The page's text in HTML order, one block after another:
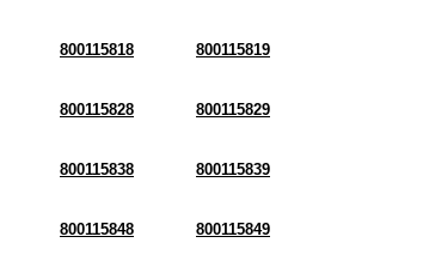
800115818 800115819
800115828 800115829
800115838 800115839
800115848 800115849